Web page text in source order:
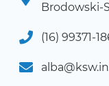
Brodowski-
(16) 99371-